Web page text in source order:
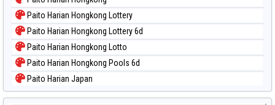
Paito Harian Hongkong Lottery
Paito Harian Hongkong Lottery 6d
Paito Harian Hongkong Lotto
Paito Harian Hongkong Pools 6d
Paito Harian Japan
Paito Harian Japan 6d